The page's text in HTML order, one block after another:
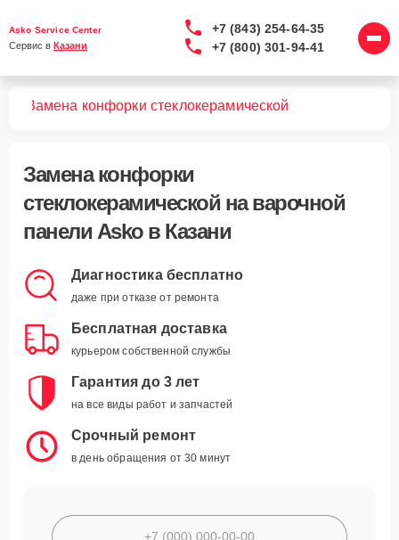
Asko Service Center
Сервис в Казани
+7 (843) 254-64-35
+7 (800) 301-94-41
Замена конфорки стеклокерамической
Замена конфорки
стеклокерамической на варочной
панели Asko в Казани
Диагностика бесплатно
даже при отказе от ремонта
Бесплатная доставка
курьером собственной службы
Гарантия до 3 лет
на все виды работ и запчастей
Срочный ремонт
в день обращения от 30 минут